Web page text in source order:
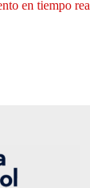
en tiempo